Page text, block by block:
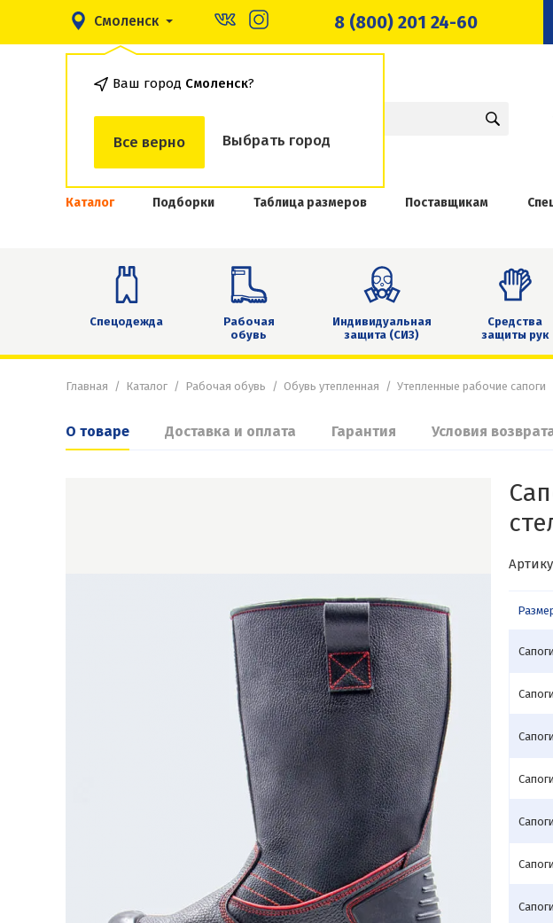
Смоленск
Ваш город Смоленск?
Все верно Выбрать город
8 (800) 201 24-60
Каталог Подборки Таблица размеров Поставщикам
Спецодежда
Рабочая
обувь
Индивидуальная
защита (СИЗ)
Средства
защиты рук
Главная Каталог Рабочая обувь Обувь утепленная Утепленные рабочие сапоги
О товаре Доставка и оплата Гарантия Условия